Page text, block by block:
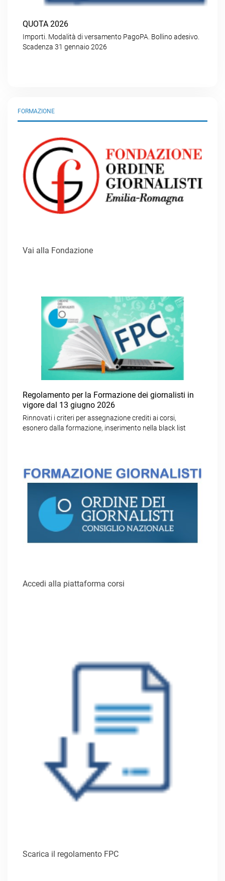
QUOTA 2026
Importi. Modalità di versamento PagoPA. Bollino adesivo.
Scadenza 31 gennaio 2026
FORMAZIONE
Vai alla Fondazione
Regolamento per la Formazione dei giornalisti in
vigore dal 13 giugno 2026
Rinnovati i criteri per assegnazione crediti ai corsi,
esonero dalla formazione, inserimento nella black list
Accedi alla piattaforma corsi
Scarica il regolamento FPC